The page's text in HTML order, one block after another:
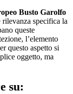
Busto Garolfo
rilevanza specifica la
queste
l’elemento
questo aspetto si
oggetto, ma
su: